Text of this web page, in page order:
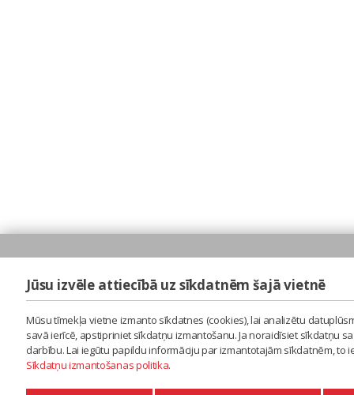
Jūsu izvēle attiecībā uz sīkdatnēm šajā vietnē
Mūsu tīmekļa vietne izmanto sīkdatnes (cookies), lai analizētu
savā ierīcē, apstipriniet sīkdatņu izmantošanu. Ja noraidīsiet sīkdatņu
darbību. Lai iegūtu papildu informāciju par izmantotajām sīkdatnēm,
Sīkdatņu izmantošanas politika.